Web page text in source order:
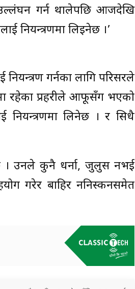
गर्न थालेपछि आजदेखि
नियन्त्रणमा लिइनेछ ।’
गर्नका लागि परिसरले
रहेका प्रहरीले आफूसँग भएको
नियन्त्रणमा लिनेछ । र सिधै
। उनले कुनै धर्ना, जुलुस नभई
गरेर बाहिर ननिस्कनसमेत